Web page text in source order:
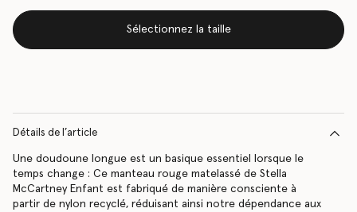
Sélectionnez la taille
Détails de l’article
Une doudoune longue est un basique essentiel lorsque le
temps change : Ce manteau rouge matelassé de Stella
McCartney Enfant est fabriqué de manière consciente à
partir de nylon recyclé, réduisant ainsi notre dépendance aux